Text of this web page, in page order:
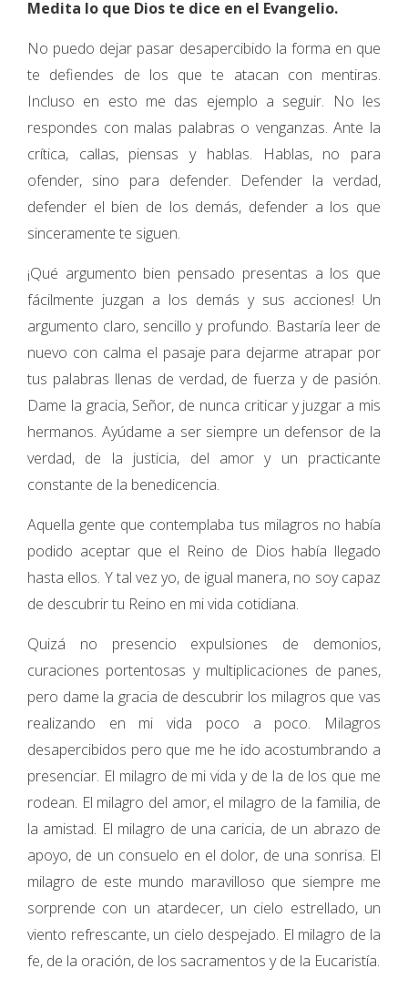
Medita lo que Dios te dice en el Evangelio.
No puedo dejar pasar desapercibido la forma en que
te defiendes de los que te atacan con mentiras.
Incluso en esto me das ejemplo a seguir. No les
respondes con malas palabras o venganzas. Ante la
crítica, callas, piensas y hablas. Hablas, no para
ofender, sino para defender. Defender la verdad,
defender el bien de los demás, defender a los que
sinceramente te siguen.
¡Qué argumento bien pensado presentas a los que
fácilmente juzgan a los demás y sus acciones! Un
argumento claro, sencillo y profundo. Bastaría leer de
nuevo con calma el pasaje para dejarme atrapar por
tus palabras llenas de verdad, de fuerza y de pasión.
Dame la gracia, Señor, de nunca criticar y juzgar a mis
hermanos. Ayúdame a ser siempre un defensor de la
verdad, de la justicia, del amor y un practicante
constante de la benedicencia.
Aquella gente que contemplaba tus milagros no había
podido aceptar que el Reino de Dios había llegado
hasta ellos. Y tal vez yo, de igual manera, no soy capaz
de descubrir tu Reino en mi vida cotidiana.
Quizá no presencio expulsiones de demonios,
curaciones portentosas y multiplicaciones de panes,
pero dame la gracia de descubrir los milagros que vas
realizando en mi vida poco a poco. Milagros
desapercibidos pero que me he ido acostumbrando a
presenciar. El milagro de mi vida y de la de los que me
rodean. El milagro del amor, el milagro de la familia, de
la amistad. El milagro de una caricia, de un abrazo de
apoyo, de un consuelo en el dolor, de una sonrisa. El
milagro de este mundo maravilloso que siempre me
sorprende con un atardecer, un cielo estrellado, un
viento refrescante, un cielo despejado. El milagro de la
fe, de la oración, de los sacramentos y de la Eucaristía.